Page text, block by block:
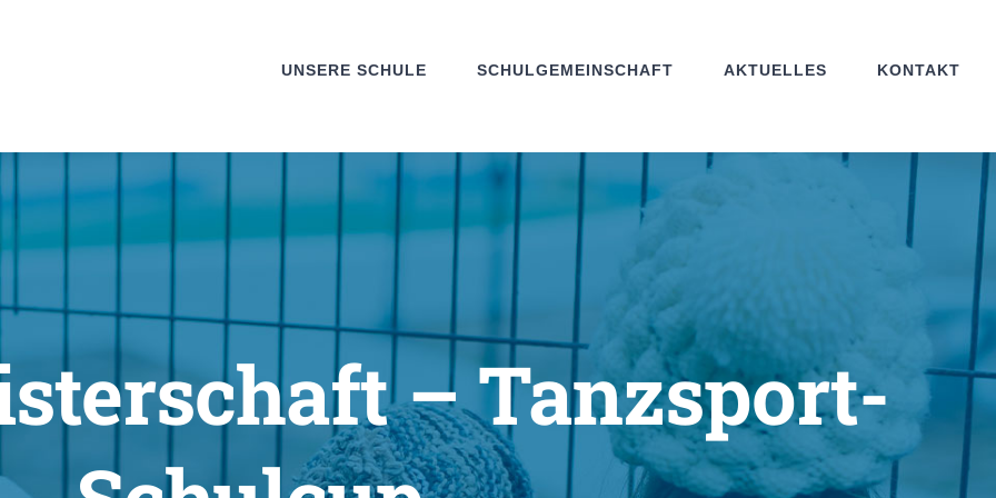
UNSERE SCHULE SCHULGEMEINSCHAFT AKTUELLES KONTAKT
– Tanzsport-